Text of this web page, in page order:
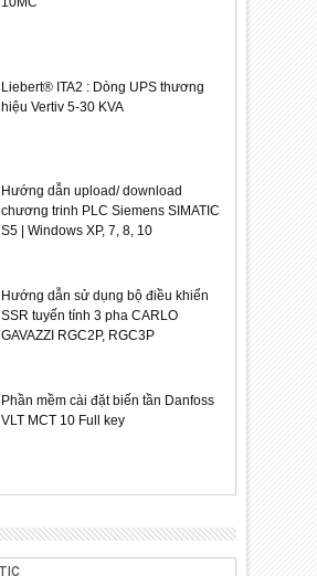
Liebert® ITA2 : Dòng UPS thương
hiệu Vertiv 5-30 KVA
Hướng dẫn upload/ download
chương trinh PLC Siemens SIMATIC
S5 | Windows XP, 7, 8, 10
Hướng dẫn sử dụng bộ điều khiển
SSR tuyến tính 3 pha CARLO
GAVAZZI RGC2P, RGC3P
Phần mềm cài đặt biến tần Danfoss
VLT MCT 10 Full key